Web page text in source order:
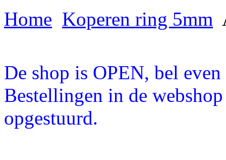
Home Koperen ring 5mm
De shop is OPEN, bel
Bestellingen in de
opgestuurd.